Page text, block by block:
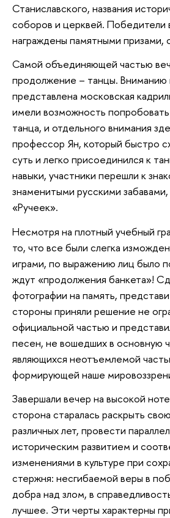
Станиславского, названия
соборов и церквей. Победители
награждены памятными призами,
Самой объединяющей частью
продолжение – танцы. Вниманию
представлена московская
имели возможность
танца, и отдельного внимания
профессор Ян, который быстро
суть и легко присоединился к
навыки, участники перешли к
знаменитыми русскими забавами,
«Ручеек».
Несмотря на плотный учебный
то, что все были слегка
играми, по выражению лиц было
ждут «продолжения банкета»!
фотографии на память,
стороны приняли решение не
официальной частью и
песен, не вошедших в основную
являющихся неотъемлемой
формирующей наше
Завершали вечер на высокой
сторона старалась раскрыть
различных лет, провести
историческим развитием и
изменениями в культуре при
стержня: несгибаемой веры в
добра над злом, в
лучшее. Эти черты характерны